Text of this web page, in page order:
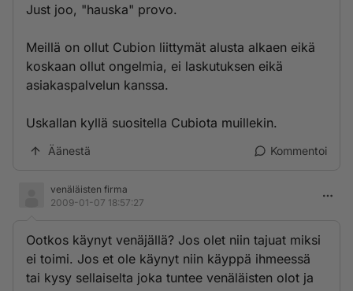
Just joo, "hauska" provo.
Meillä on ollut Cubion liittymät alusta alkaen eikä
koskaan ollut ongelmia, ei laskutuksen eikä
asiakaspalvelun kanssa.
Uskallan kyllä suositella Cubiota muillekin.
Äänestä Kommentoi
venäläisten firma
2009-01-07 18:57:27
Ootkos käynyt venäjällä? Jos olet niin tajuat miksi
ei toimi. Jos et ole käynyt niin käyppä ihmeessä
tai kysy sellaiselta joka tuntee venäläisten olot ja